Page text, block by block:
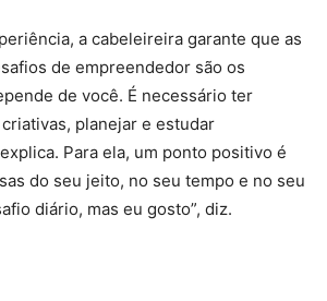
a cabeleireira garante que as
de empreendedor são os
de você. É necessário ter
planejar e estudar
Para ela, um ponto positivo é
do seu jeito, no seu tempo e no seu
diário, mas eu gosto”, diz.